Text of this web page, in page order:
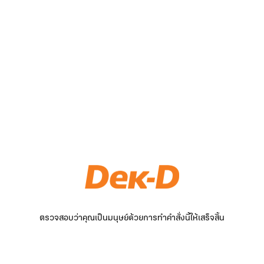
ตรวจสอบว่าคุณเป็นมนุษย์ด้วยการทำคำสั่งนี้ให้เสร็จสิ้น